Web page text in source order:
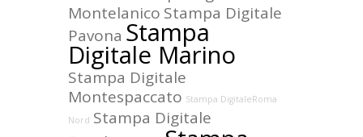
Montelanico Stampa Digitale
Pavona Stampa
Digitale Marino
Stampa Digitale
Montespaccato Stampa DigitaleRoma
Nord Stampa Digitale